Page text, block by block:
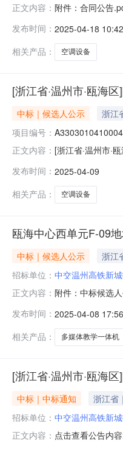
正文内容： 附件：合同公告
发布时间： 2025-04-18 10:42
相关产品：
空调设备
[浙江省·温州市·瓯海
中标｜候选人公示 浙江
项目编号：
正文内容： [浙江省·温州市·
867624招标人:名
发布时间： 2025-04-09
相关产品：
空调设备
瓯海中心西单元F-09
中标｜候选人公示 浙江
招标单位： 中交温州高铁新
正文内容： 附件：中标候选
法，经评标委员
公示之日起计算。
发布时间： 2025-04-08 17:56
相关产品：
多媒体教学一体机
[浙江省·温州市·瓯海
中标｜中标通知 浙江省
招标单位： 中交温州高铁新
正文内容： 点击查看公告内